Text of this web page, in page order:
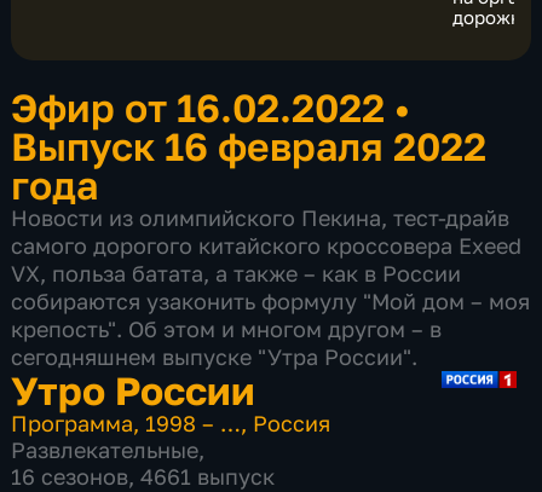
Эфир от 16.02.2022 •
Выпуск 16 февраля 2022
года
Новости из олимпийского Пекина, тест-драйв
самого дорогого китайского кроссовера Exeed
VX, польза батата, а также – как в России
собираются узаконить формулу "Мой дом – моя
крепость". Об этом и многом другом – в
сегодняшнем выпуске "Утра России".
Утро России
Программа, 1998 – …, Россия
Развлекательные,
16 сезонов, 4661 выпуск